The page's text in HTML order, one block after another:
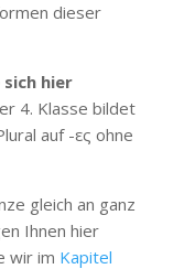
dieser
sich hier
4. Klasse bildet
auf -ες ohne
gleich an ganz
Ihnen hier
wir im Kapitel